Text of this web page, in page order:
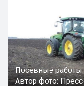
Посевные
Автор фото: